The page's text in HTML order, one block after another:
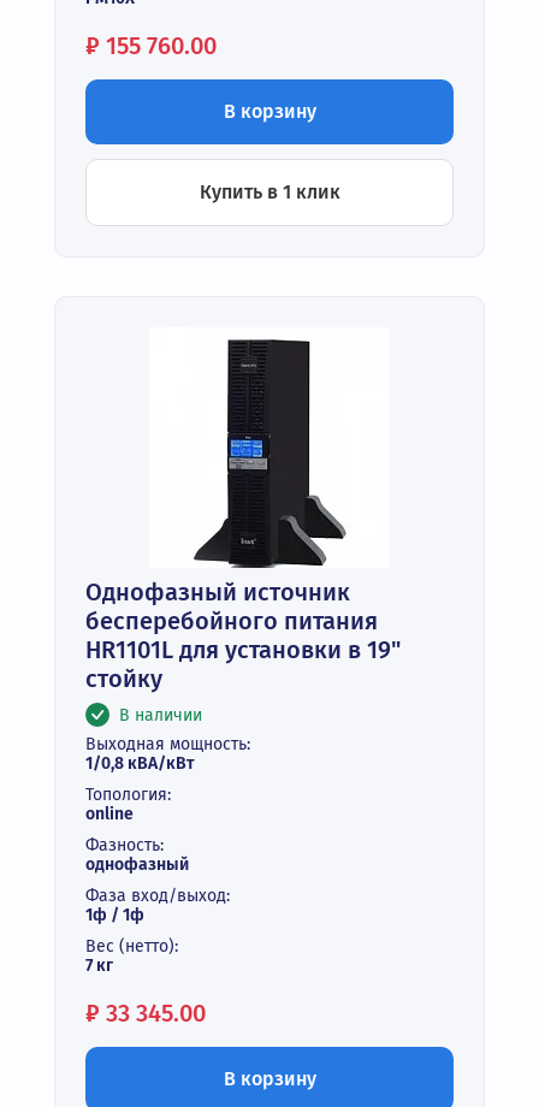
Цена:
₽ 155 760.00
В корзину
Купить в 1 клик
Однофазный источник
бесперебойного питания
HR1101L для установки в 19"
стойку
В наличии
Выходная мощность:
1/0,8 кВА/кВт
Топология:
online
Фазность:
однофазный
Фаза вход/выход:
1ф / 1ф
Вес (нетто):
7 кг
Цена:
₽ 33 345.00
В корзину